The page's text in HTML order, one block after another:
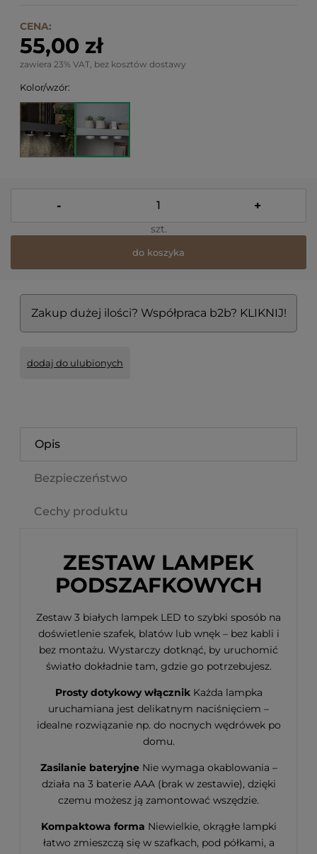
CENA:
55,00 zł
zawiera 23% VAT, bez kosztów dostawy
Kolor/wzór:
- +
szt.
do koszyka
Zakup dużej ilości? Współpraca b2b? KLIKNIJ!
dodaj do ulubionych
Opis
Bezpieczeństwo
Cechy produktu
ZESTAW LAMPEK
PODSZAFKOWYCH
Zestaw 3 białych lampek LED to szybki sposób na
doświetlenie szafek, blatów lub wnęk – bez kabli i
bez montażu. Wystarczy dotknąć, by uruchomić
światło dokładnie tam, gdzie go potrzebujesz.
Prosty dotykowy włącznikKażda lampka
uruchamiana jest delikatnym naciśnięciem –
idealne rozwiązanie np. do nocnych wędrówek po
domu.
Zasilanie bateryjneNie wymaga okablowania –
działa na 3 baterie AAA (brak w zestawie), dzięki
czemu możesz ją zamontować wszędzie.
Kompaktowa forma Niewielkie, okrągłe lampki
łatwo zmieszczą się w szafkach, pod półkami, a